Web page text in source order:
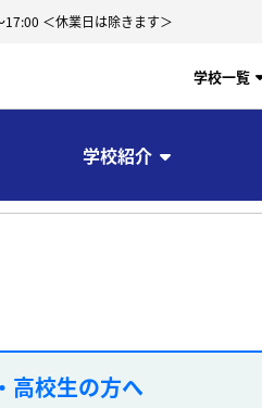
17:00 ＜休業日は除きます＞
学校一覧
学校紹介
高校生の方へ